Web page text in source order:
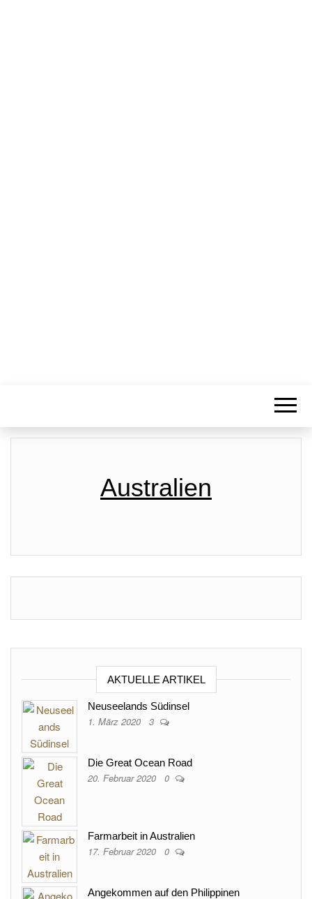
Australien
AKTUELLE ARTIKEL
Neuseelands Südinsel
1. März 2020 3
Die Great Ocean Road
20. Februar 2020 0
Farmarbeit in Australien
17. Februar 2020 0
Angekommen auf den Philippinen